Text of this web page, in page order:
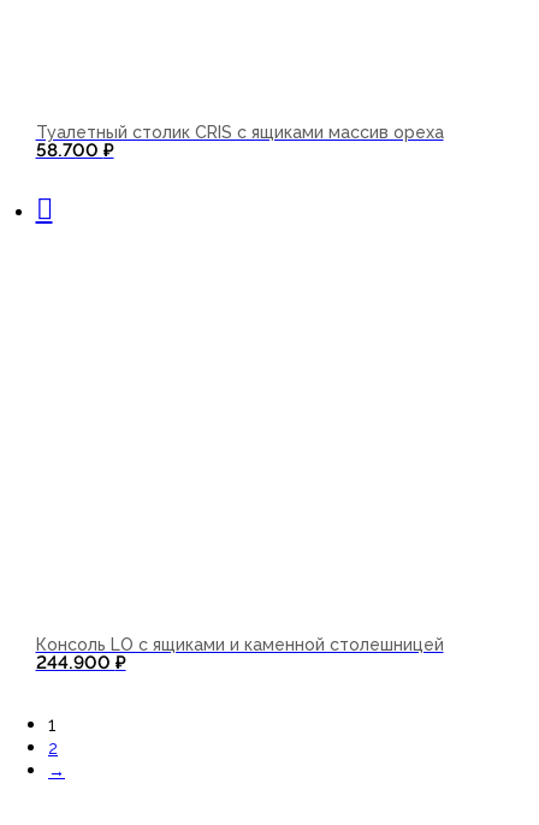
Туалетный столик CRIS с ящиками массив ореха
58.700 ₽
Консоль LO с ящиками и каменной столешницей
244.900 ₽
1
2
→